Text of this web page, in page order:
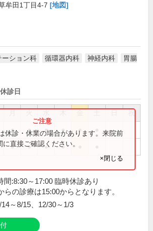
牟田1丁目4-7 [地図]
ーション科 循環器内科 神経内科
胃腸
診日
祝
● ● ● ● ●
● ● ● ●
休診・休業の場合があります。来院前
直接ご確認ください。
×閉じる
間:8:30～17:00 臨時休診あり
らの診療は15:00からとなります。
14～8/15、12/30～1/3